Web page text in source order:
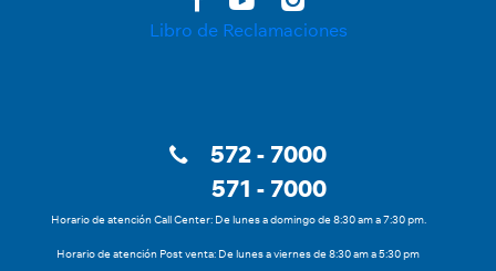
Libro de Reclamaciones
572 - 7000
571 - 7000
Horario de atención Call Center: De lunes a domingo de 8:30 am a 7:30 pm.
Horario de atención Post venta: De lunes a viernes de 8:30 am a 5:30 pm